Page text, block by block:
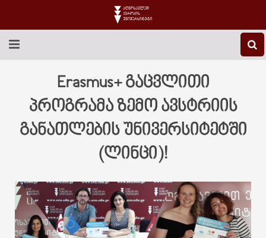
EEU-Ს ᲨᲔᲡᲐᲮᲔᲑ
ᲒᲐᲜᲐᲗᲚᲔᲑᲐ
ᲙᲕᲚᲔᲕᲐ
ᲑᲘᲑᲚᲘᲝᲗᲔᲙᲐ
ᲡᲢᲣᲓᲔᲜᲢᲣᲠᲘ ᲪᲮᲝᲕᲠᲔᲑᲐ
Erasmus+ გაცვლითი
პროგრამა ზემო ავსტრიის
განათლების უნივერსიტეტში
(ლინცი)!